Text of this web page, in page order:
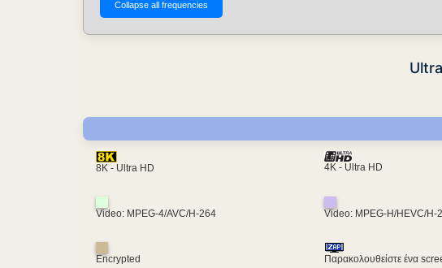
8K - Ultra HD 4K - Ultra HD
Video: MPEG-4/AVC/H-264 Video: MPEG-H/HEVC/H-
Encrypted Παρακολουθείστε ένα